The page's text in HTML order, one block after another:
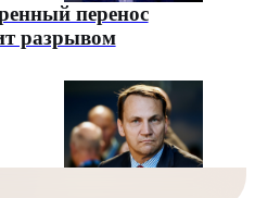
перенос
разрывом